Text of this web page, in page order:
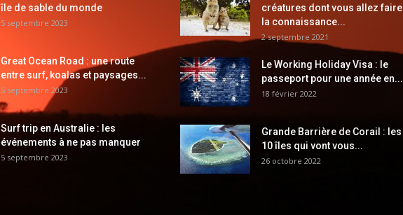
île de sable du monde
5 septembre 2023
Great Ocean Road : une route
entre surf, koalas et paysages...
5 septembre 2023
Surf trip en Australie : les
événements à ne pas manquer
5 septembre 2023
créatures dont vous allez faire
la connaissance...
2 septembre 2021
Le Working Holiday Visa : le
passeport pour une année en...
18 février 2022
Grande Barrière de Corail : les
10 îles qui vont vous...
26 octobre 2022